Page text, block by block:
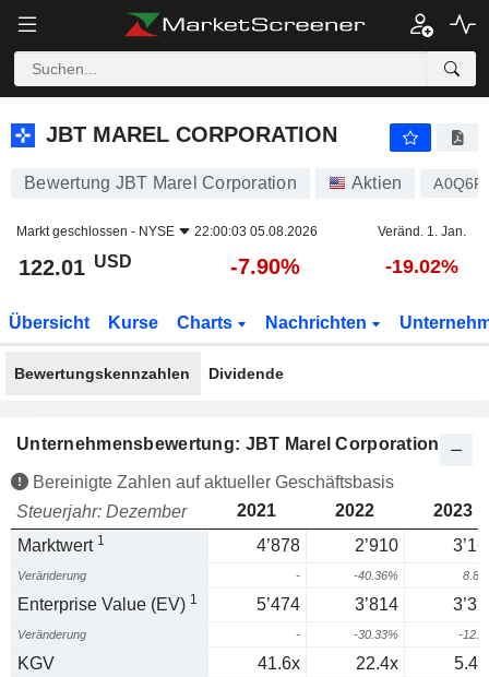
JBT MAREL CORPORATION
JBT MAREL CORPORATION
Bewertung JBT Marel Corporation Aktien
Markt geschlossen - NYSE 22:00:03 05.08.2026 Veränd. 1. Jan.
122.01 USD -7.90% -19.02%
Übersicht Kurse Charts Nachrichten
Bewertungskennzahlen Dividende
Unternehmensbewertung: JBT Marel Corporation
Bereinigte Zahlen auf aktueller Geschäftsbasis
Steuerjahr: Dezember
2021 2022
2023
Marktwert 1 4’878 2’910
Veränderung - -40.36%
Enterprise Value (EV) 1 5’474 3’814
Veränderung - -30.33% -
KGV 41.6x 22.4x